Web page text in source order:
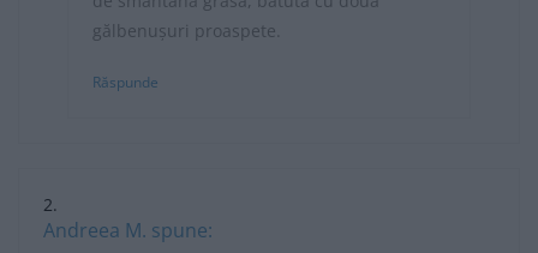
gălbenușuri proaspete.
Răspunde
Andreea M. spune: